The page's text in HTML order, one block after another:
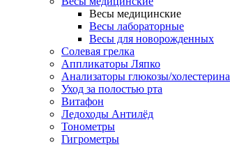
Весы медицинские
Весы лабораторные
Весы для новорожденных
Солевая грелка
Аппликаторы Ляпко
Анализаторы глюкозы/холестерина
Уход за полостью рта
Витафон
Ледоходы Антилёд
Тонометры
Гигрометры